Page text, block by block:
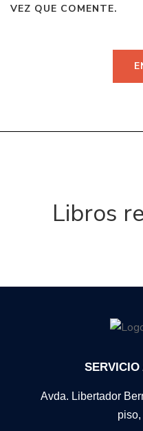
VEZ QUE COMENTE.
Libros
Avda. Libertador